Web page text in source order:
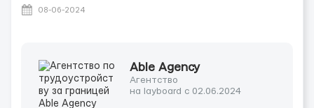
08-06-2024
Able Agency
Агентство
на layboard с 02.06.2024